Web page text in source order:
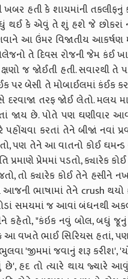
હતી કે શાયમાંની તકલીફનું
થઈ કે એવું તે શું હશે જે છોકરાં
આ ઉંમર વિજાતીય આકર્ષણ
તે દિવસ રોજની જેમ કંઈ
જ જોઈતી હતી. સવારથી તે
પર બેસી તે મોબાઈલમાં કંઈક
દરવાજા તરફ જોઈ લેતો.
જાય છે. પોતે પણ ઘણીવાર
પહોંચવા કરતાં તેને બીજાં નવાં
પણ તેને આ વાતનો કોઈ
પ્રેમમાં પડતો, ક્યારેક
તો ક્યારેક કોઈ તેને હસીને
ભાષામાં તેને crush થયો
સમયમાં જ આવાં બંધનથી
કહેતો, "કંઇક નવું બોલ, બધું
આ વખતે ભાઈ સિરિયસ હતાં,
'જીમમાં જવાનું શરૂ કરીશ',
હદ તો ત્યારે થાય જ્યારે